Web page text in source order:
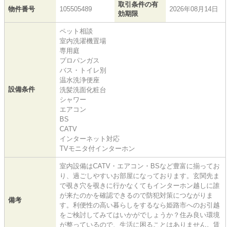
物件番号 105505489
取引条件の有
効期限
2026年08月14日
設備条件
ペット相談
室内洗濯機置場
専用庭
プロパンガス
バス・トイレ別
温水洗浄便座
洗髪洗面化粧台
シャワー
エアコン
BS
CATV
インターネット対応
TVモニタ付インターホン
備考
室内設備はCATV・エアコン・BSなど豊富に揃ってお
り、過ごしやすいお部屋になっております。玄関先ま
で覗き穴を覗きに行かなくてもインターホン越しに誰
が来たのかを確認できるので防犯対策につながりま
す。利便性の高い暮らしをするなら姫路市へのお引越
をご検討してみてはいかがでしょうか？住み良い環境
が整っているので、生活に困ることはありません。賃